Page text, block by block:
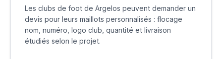
Les clubs de foot de Argelos peuvent demander un
devis pour leurs maillots personnalisés : flocage
nom, numéro, logo club, quantité et livraison
étudiés selon le projet.